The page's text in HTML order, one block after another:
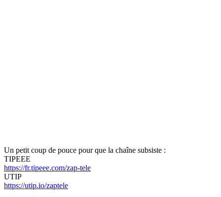
Un petit coup de pouce pour que la chaîne subsiste :
TIPEEE
https://fr.tipeee.com/zap-tele
UTIP
https://utip.io/zaptele